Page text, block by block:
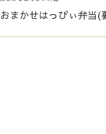
おまかせはっぴぃ弁当